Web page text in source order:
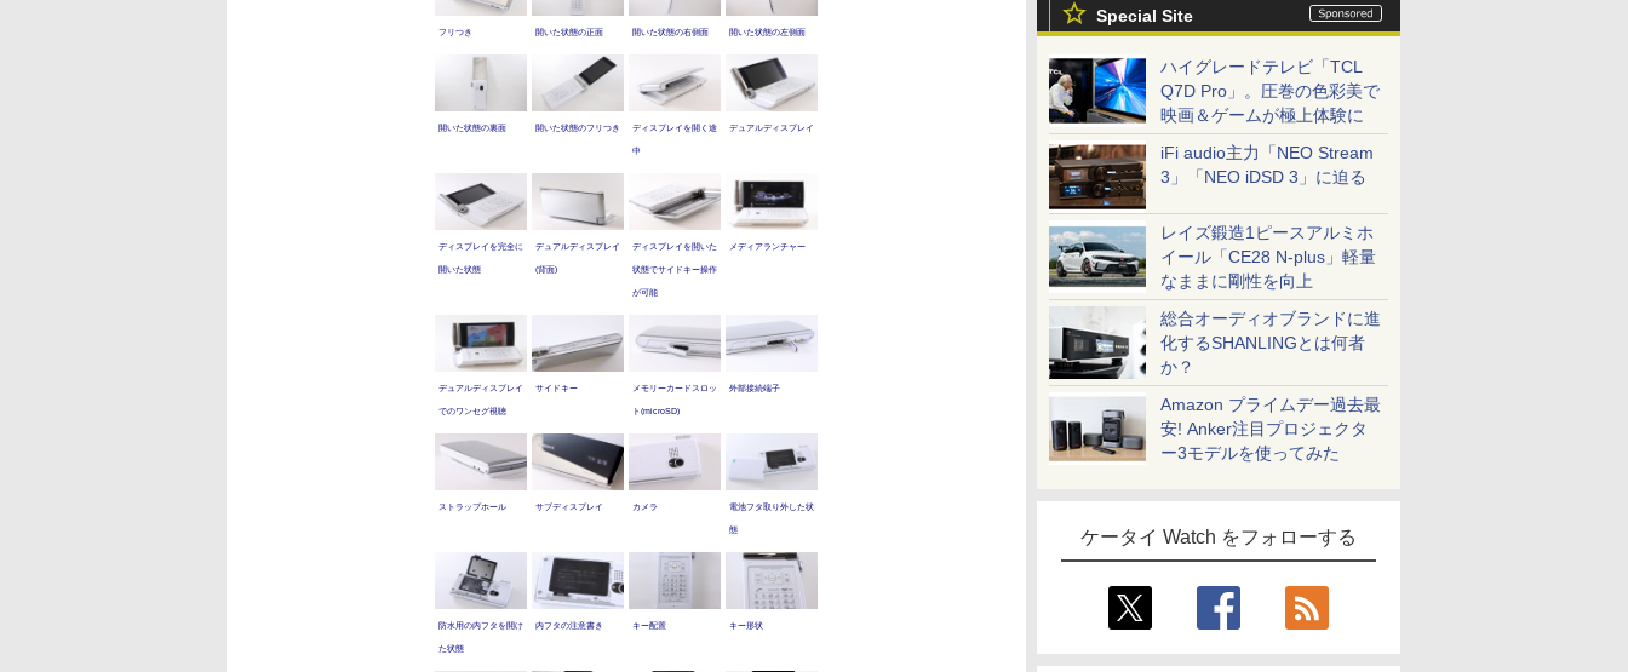
Special Site
ハイグレードテレビ「TCL
Q7D Pro」。圧巻の色彩美で
映画＆ゲームが極上体験に
iFi audio主力「NEO Stream
3」「NEO iDSD 3」に迫る
レイズ鍛造1ピースアルミホ
イール「CE28 N-plus」軽量
なままに剛性を向上
総合オーディオブランドに進
化するSHANLINGとは何者
か？
Amazon プライムデー過去最
安! Anker注目プロジェクタ
ー3モデルを使ってみた
ケータイ Watch をフォローする
フリつき 開いた状態の正面 開いた状態の右側面 開いた状態の左側面
開いた状態の裏面 開いた状態のフリつき ディスプレイを開く途
中
デュアルディスプレイ
ディスプレイを完全に
開いた状態
デュアルディスプレイ
(背面)
ディスプレイを開いた
状態でサイドキー操作
が可能
メディアランチャー
デュアルディスプレイ
でのワンセグ視聴
サイドキー メモリーカードスロッ
ト(microSD)
外部接続端子
ストラップホール サブディスプレイ カメラ 電池フタ取り外した状
態
防水用の内フタを開け
た状態
内フタの注意書き キー配置 キー形状